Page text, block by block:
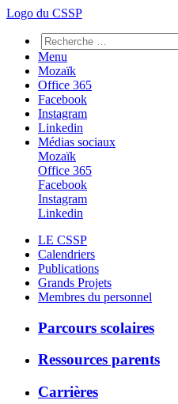
Logo du CSSP
Menu
Mozaïk
Office 365
Facebook
Instagram
Linkedin
Médias sociaux
Mozaïk
Office 365
Facebook
Instagram
Linkedin
LE CSSP
Calendriers
Publications
Grands Projets
Membres du personnel
Parcours scolaires
Ressources parents
Carrières